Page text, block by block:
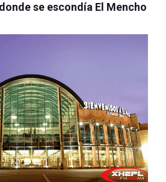
se escondía El Mencho